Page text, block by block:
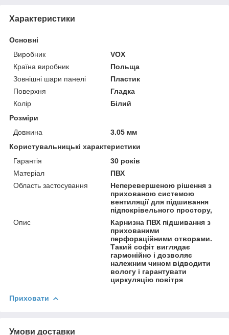
Характеристики
Основні
Виробник
VOX
Країна виробник
Польща
Зовнішні шари панелі
Пластик
Поверхня
Гладка
Колір
Білий
Розміри
Довжина
3.05 мм
Користувальницькі характеристики
Гарантія
30 років
Матеріал
ПВХ
Область застосування
Неперевершеною рішення з
прихованою системою
вентиляції для підшивання
підпокрівельного простору,
Опис
Карнизна ПВХ підшивання з
прихованими
перфораційними отворами.
Такий софіт виглядає
гармонійно і дозволяє
належним чином відводити
вологу і гарантувати
циркуляцію повітря
Приховати
Умови доставки